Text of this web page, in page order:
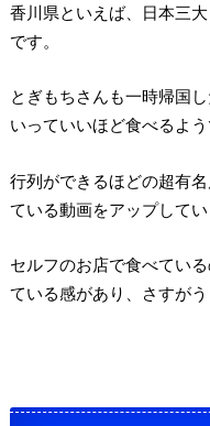
香川県といえば、日本三
です。
とぎもちさんも一時帰国
いっていいほど食べるよう
行列ができるほどの超有
ている動画をアップしてい
セルフのお店で食べてい
ている感があり、さすが